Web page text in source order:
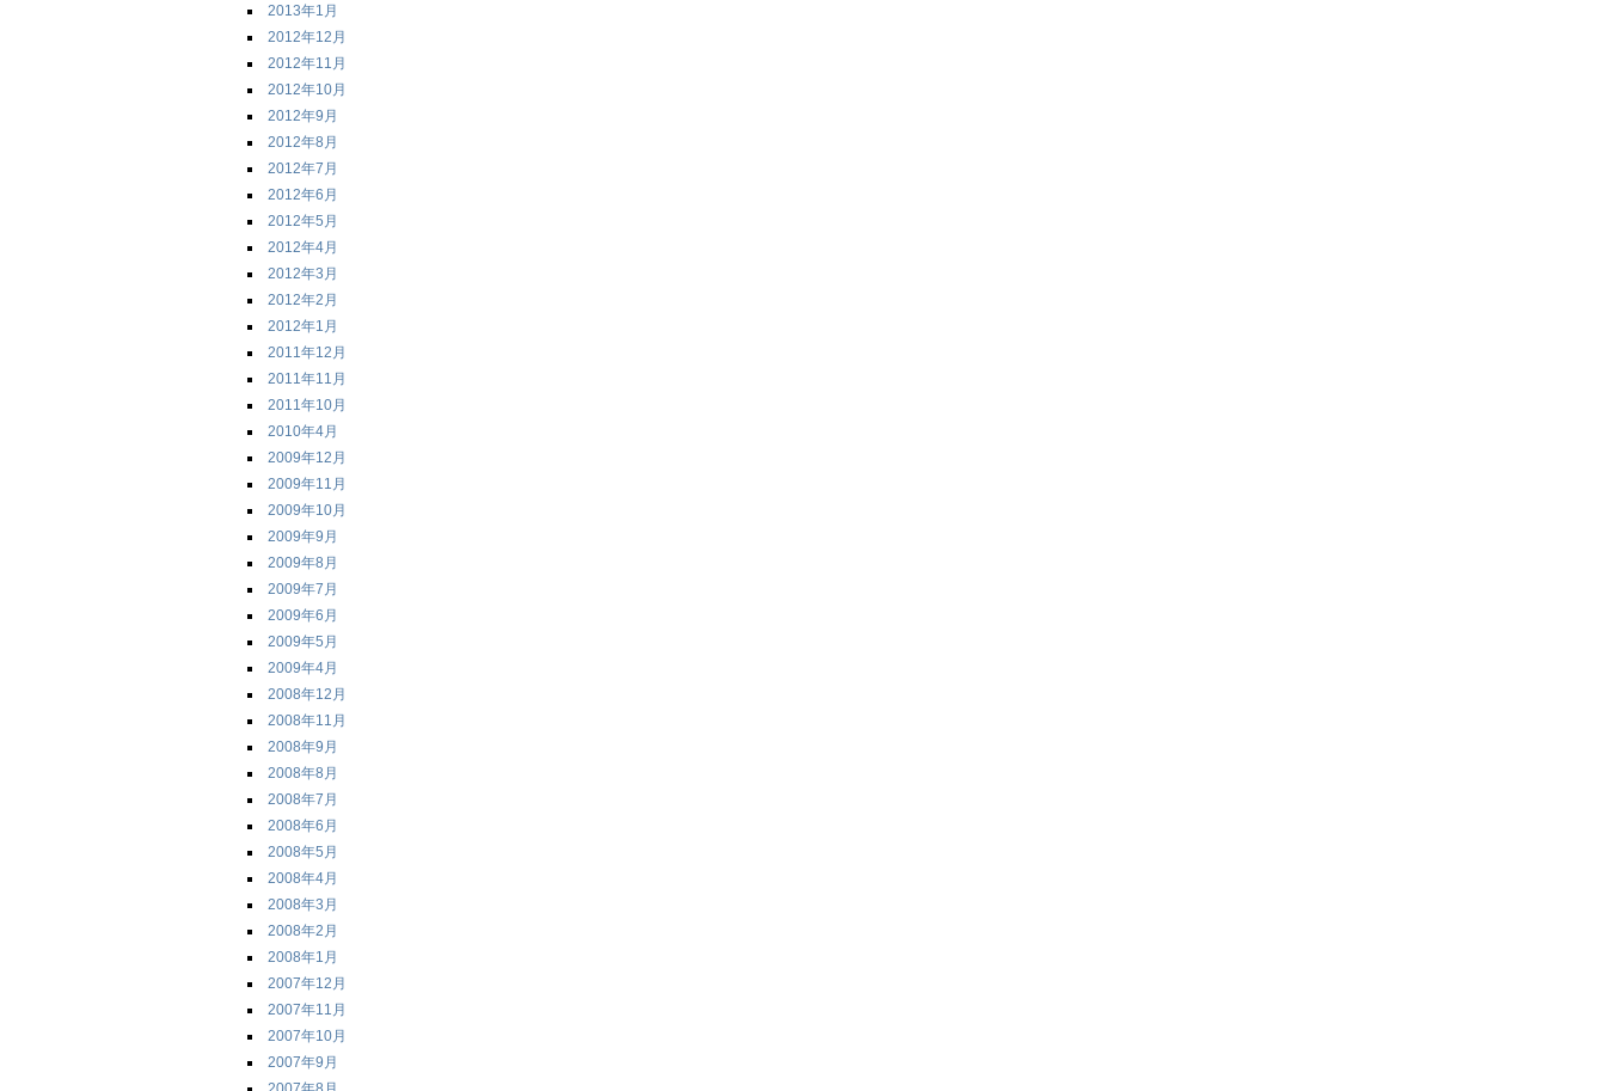
2013年1月
2012年12月
2012年11月
2012年10月
2012年9月
2012年8月
2012年7月
2012年6月
2012年5月
2012年4月
2012年3月
2012年2月
2012年1月
2011年12月
2011年11月
2011年10月
2010年4月
2009年12月
2009年11月
2009年10月
2009年9月
2009年8月
2009年7月
2009年6月
2009年5月
2009年4月
2008年12月
2008年11月
2008年9月
2008年8月
2008年7月
2008年6月
2008年5月
2008年4月
2008年3月
2008年2月
2008年1月
2007年12月
2007年11月
2007年10月
2007年9月